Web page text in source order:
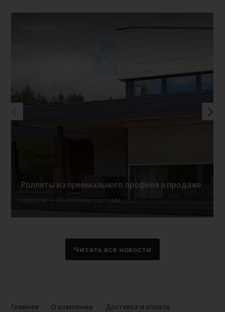
Роллеты из премиального профиля в продаже
Новость Роллетные системы
Читать все новости
Главная О компании
Доставка и оплата